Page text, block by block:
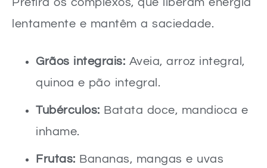
lentamente e mantêm a saciedade.
Grãos integrais: Aveia, arroz integral,
quinoa e pão integral.
Tubérculos: Batata doce, mandioca e
inhame.
Frutas: Bananas, mangas e uvas